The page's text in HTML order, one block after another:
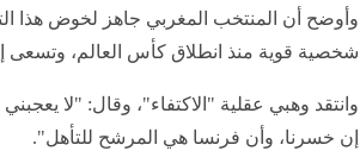
وأوضح أن المنتخب المغربي جاهز لخوض هذا
شخصية قوية منذ انطلاق كأس العالم، وتسعى
وانتقد وهبي عقلية "الاكتفاء"، وقال: "لا
إن خسرنا، وأن فرنسا هي المرشح للتأهل".